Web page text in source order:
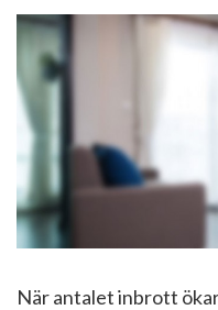
När antalet inbrott